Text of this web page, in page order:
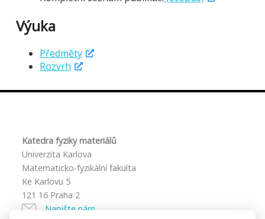
Výuka
Předměty
Rozvrh
Katedra fyziky materiálů
Univerzita Karlova
Matematicko-fyzikální fakulta
Ke Karlovu 5
121 16 Praha 2
Napište nám